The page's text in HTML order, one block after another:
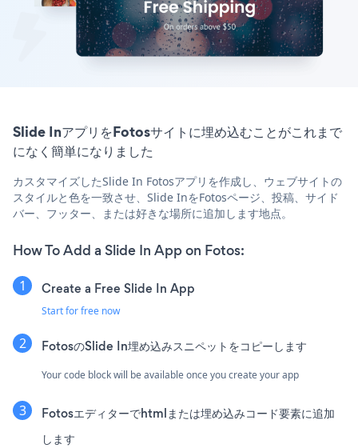
Slide InアプリをFotosサイトに埋め込むことがこれまで
になく簡単になりました
カスタマイズしたSlide In Fotosアプリを作成し、ウェブサイトの
スタイルと色を一致させ、Slide InをFotosページ、投稿、サイド
バー、フッター、または好きな場所に追加します地点。
How To Add a Slide In App on Fotos:
Create a Free Slide In App
Start for free now
FotosのSlide In埋め込みスニペットをコピーします
Your code block will be available once you create your app
Fotosエディターでhtmlまたは埋め込みコード要素に追加
します